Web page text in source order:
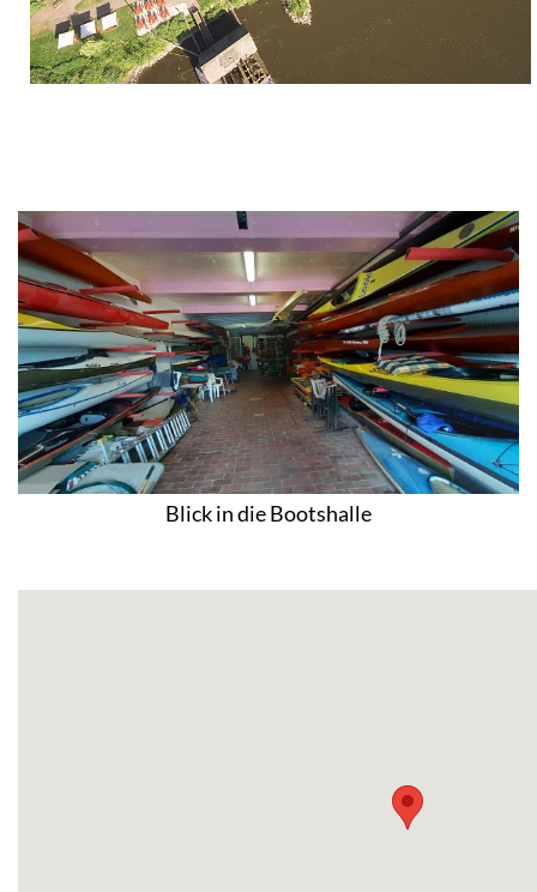
Blick in die Bootshalle